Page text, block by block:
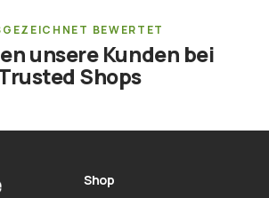
BEWERTET
unsere Kunden bei
Shops
Shop